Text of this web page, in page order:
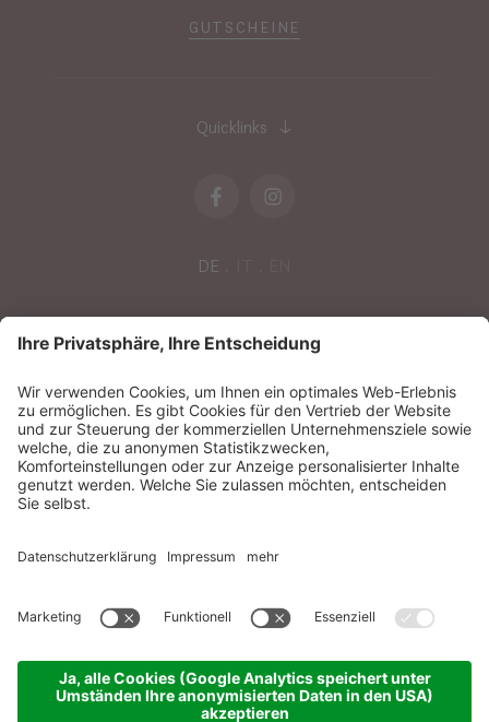
GUTSCHEINE
Quicklinks
DE
Sonnenparadies GmbH
IT021087A17N8GM3N7
Impressum
Sitemap
Datenschutzerklärung
Barrierefreiheitserklärung
Cookie-Einstellungen
produced by